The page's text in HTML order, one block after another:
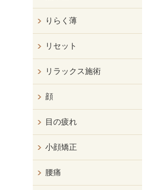
りらく薄
リセット
リラックス施術
顔
目の疲れ
小顔矯正
腰痛